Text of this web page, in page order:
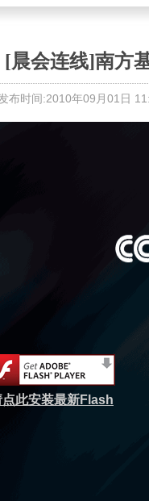
[晨会连线]南方
布时间:2010年09月01日
点此安装最新Flash